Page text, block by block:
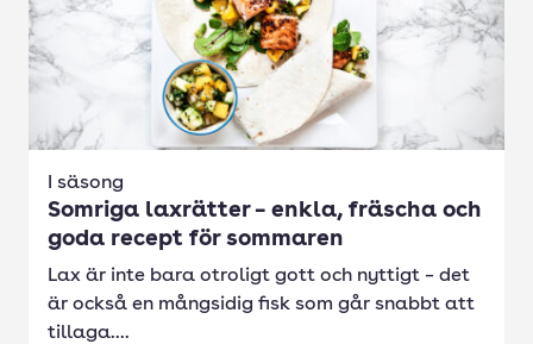
I säsong
Somriga laxrätter – enkla, fräscha och
goda recept för sommaren
Lax är inte bara otroligt gott och nyttigt – det
är också en mångsidig fisk som går snabbt att
tillaga....